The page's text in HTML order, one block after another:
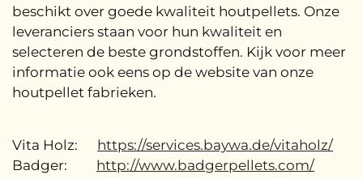
beschikt over goede kwaliteit houtpellets. Onze
leveranciers staan voor hun kwaliteit en
selecteren de beste grondstoffen. Kijk voor meer
informatie ook eens op de website van onze
houtpellet fabrieken.
Vita Holz: https://services.baywa.de/vitaholz/
Badger: http://www.badgerpellets.com/